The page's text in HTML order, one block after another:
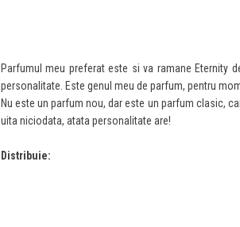
Parfumul meu preferat este si va ramane Eternity
personalitate. Este genul meu de parfum, pentru
Nu este un parfum nou, dar este un parfum clasic,
uita niciodata, atata personalitate are!
Distribuie: